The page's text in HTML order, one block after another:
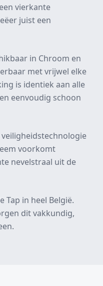
vierkante
juist een
in Chroom en
met vrijwel elke
is identiek aan alle
eenvoudig schoon
veiligheidstechnologie
voorkomt
nevelstraal uit de
Tap in heel België.
dit vakkundig,